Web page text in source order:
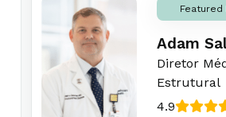
Featured
Adam
Diretor
Estrutural
4.9